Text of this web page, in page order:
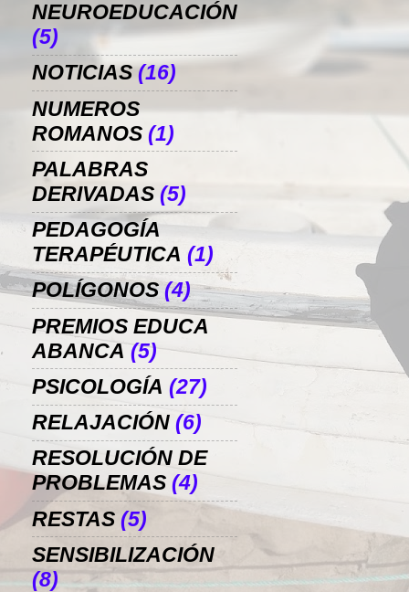
NEUROEDUCACIÓN
(5)
NOTICIAS (16)
NUMEROS
ROMANOS (1)
PALABRAS
DERIVADAS (5)
PEDAGOGÍA
TERAPÉUTICA (1)
POLÍGONOS (4)
PREMIOS EDUCA
ABANCA (5)
PSICOLOGÍA (27)
RELAJACIÓN (6)
RESOLUCIÓN DE
PROBLEMAS (4)
RESTAS (5)
SENSIBILIZACIÓN
(8)